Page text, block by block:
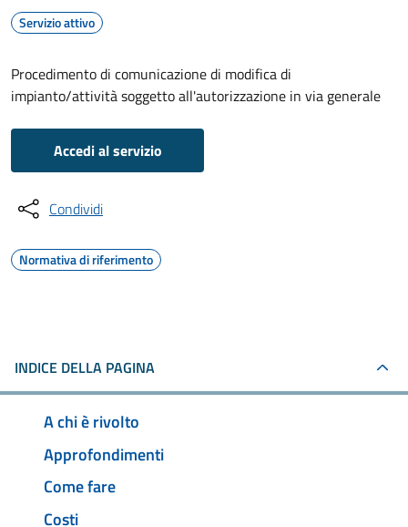
Servizio attivo
Procedimento di comunicazione di modifica di
impianto/attività soggetto all'autorizzazione in via generale
Accedi al servizio
Condividi
Normativa di riferimento
INDICE DELLA PAGINA
A chi è rivolto
Approfondimenti
Come fare
Costi